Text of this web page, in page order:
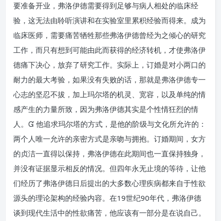
要准备开业，弗洛伊德需要得到足够与病人相处的临床经
验，这无法由聆听演讲和在实验室里累积经验而得来。成为
临床医师，需要痛苦牺牲那些弗洛伊德曾经为之倾心的研究
工作，而只有想到可能由此而获得的经济转机，才使弗洛伊
德痛下决心，放弃了研究工作。实际上，订婚是对小两口的
耐力的最大考验，如果没有失败的话，那就是弗洛伊德专一
心志的坚忍不拔，加上玛尔塔的机灵、宽容，以及单纯的情
感产生的力量所致，因为弗洛伊德其实是个性情狂烈的情
人。 他追求玛尔塔的方式，是他的阶级与文化所允许的：
两个人唯一允许的亲密方式是亲吻与拥抱。订婚期间，女方
的贞洁一直得以保持，弗洛伊德在此期间也一直保持独身，
并没有证据显示相反的情况。但四年永无止境的等待，让他
们经历了弗洛伊德日后提出的大多数心理疾病都来自于性欲
源头的理论架构的经验内容。在19世纪90年代，弗洛伊德
谈到现代生活中的性欲痛苦，他应该有一部分是在说自己。